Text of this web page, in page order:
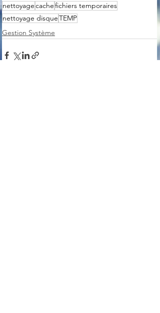
nettoyagecachefichiers temporaires
nettoyage disqueTEMP
Gestion Système